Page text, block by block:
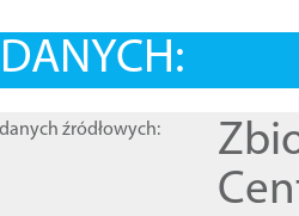
źródłowych: